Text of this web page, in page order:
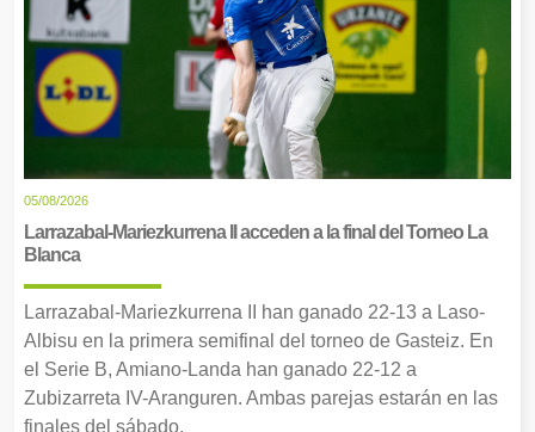
05/08/2026
Larrazabal-Mariezkurrena II acceden a la final del Torneo La
Blanca
Larrazabal-Mariezkurrena II han ganado 22-13 a Laso-
Albisu en la primera semifinal del torneo de Gasteiz. En
el Serie B, Amiano-Landa han ganado 22-12 a
Zubizarreta IV-Aranguren. Ambas parejas estarán en las
finales del sábado.